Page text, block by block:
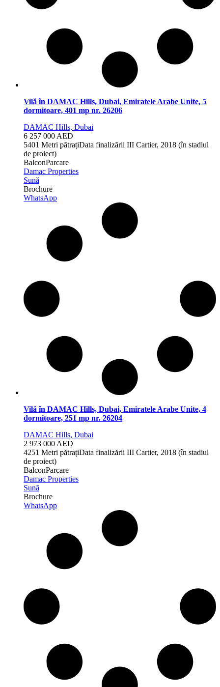
Vilă în DAMAC Hills, Dubai, Emiratele Arabe Unite, 5
dormitoare, 401 mp nr. 26206
DAMAC Hills, Dubai
6 257 000 AED
5401 Metri pătrațiData finalizării III Cartier, 2018 (în stadiul
de proiect)
BalconParcare
Damac Properties
Sună
Brochure
WhatsApp
Vilă în DAMAC Hills, Dubai, Emiratele Arabe Unite, 4
dormitoare, 251 mp nr. 26204
DAMAC Hills, Dubai
2 973 000 AED
4251 Metri pătrațiData finalizării III Cartier, 2018 (în stadiul
de proiect)
BalconParcare
Damac Properties
Sună
Brochure
WhatsApp